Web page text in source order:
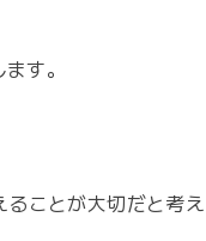
す。
ことが大切だと考え